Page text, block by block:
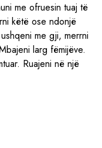
me ofruesin tuaj të
këtë ose ndonjë
me gji, merrni
larg fëmijëve.
Ruajeni në një